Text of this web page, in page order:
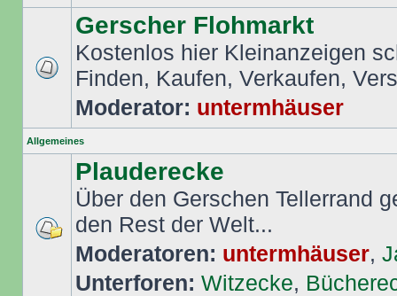
Gerscher Flohmarkt
Kostenlos hier Kleinanzeigen
Finden, Kaufen, Verkaufen,
Moderator: untermhäuser
Allgemeines
Plauderecke
Über den Gerschen Tellerrand
den Rest der Welt...
Moderatoren: untermhäuser,
Unterforen: Witzecke,